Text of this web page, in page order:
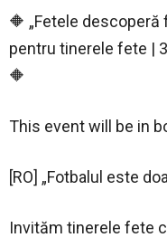
🔶 „Fetele descoperă
pentru tinerele fete |
🔶
This event will be in
[RO] „Fotbalul este
Invităm tinerele fete